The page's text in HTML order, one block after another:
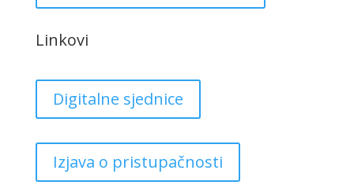
Linkovi
Digitalne sjednice
Izjava o pristupačnosti